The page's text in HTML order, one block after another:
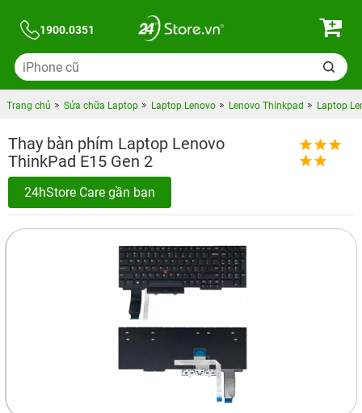
1900.0351
Trang chủ Sửa chữa Laptop Laptop Lenovo Lenovo Thinkpad Laptop
Thay bàn phím Laptop Lenovo
ThinkPad E15 Gen 2
24hStore Care gần bạn